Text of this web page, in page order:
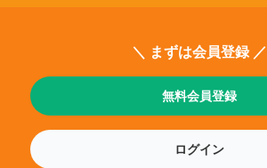
＼ まずは会員登録 ／
無料会員登録
ログイン